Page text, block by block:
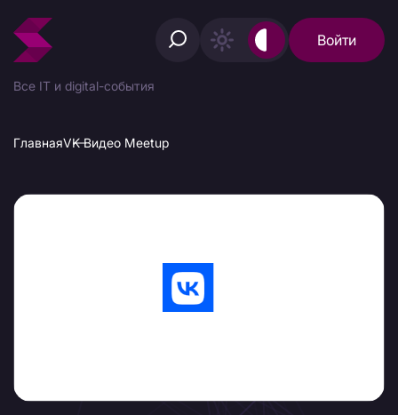
Войти
Все IT и digital-события
ГлавнаяVK Видео Meetup